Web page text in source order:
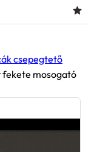
csepegtető
fekete mosogató